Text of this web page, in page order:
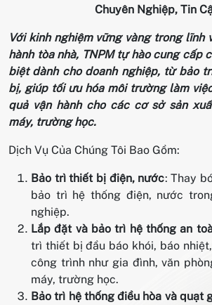
Chuyên Nghiệp, Tin
Với kinh nghiệm vững vàng trong lĩnh
hành tòa nhà, TNPM tự hào cung cấp
biệt dành cho doanh nghiệp, từ bảo
bị, giúp tối ưu hóa môi trường làm
quả vận hành cho các cơ sở sản
máy, trường học.
Dịch Vụ Của Chúng Tôi Bao Gồm:
Bảo trì thiết bị điện, nước: Thay
bảo trì hệ thống điện, nước
nghiệp.
Lắp đặt và bảo trì hệ thống an
trì thiết bị đầu báo khói, báo
công trình như gia đình, văn
máy, trường học.
Bảo trì hệ thống điều hòa và quạt